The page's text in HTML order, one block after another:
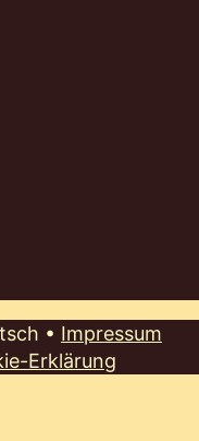
• Impressum
Erklärung